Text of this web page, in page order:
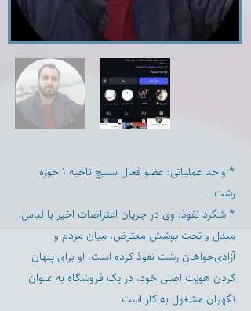
* واحد عملیاتی: عضو فعال بسیج ناحیه ۱ حوزه
رشت.
* شگرد نفوذ: وی در جریان اعتراضات اخیر با لباس
مبدل و تحت پوشش معترض، میان مردم و
آزادی‌خواهان رشت نفوذ کرده است. او برای پنهان
کردن هویت اصلی خود، در یک فروشگاه به عنوان
نگهبان مشغول به کار است.